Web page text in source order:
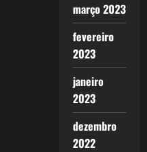
março 2023
fevereiro
2023
janeiro
2023
dezembro
2022